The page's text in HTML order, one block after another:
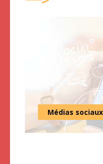
Médias sociaux